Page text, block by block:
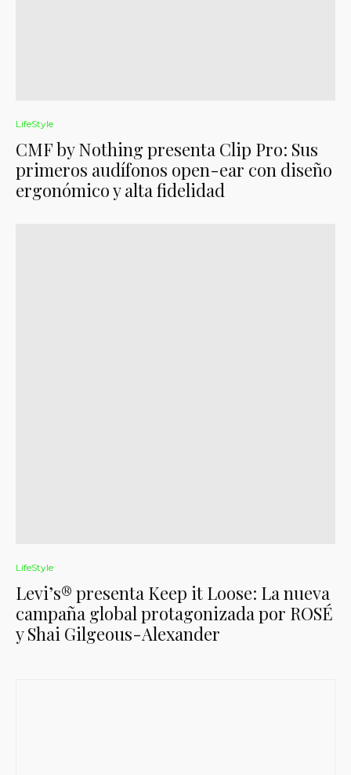
LifeStyle
CMF by Nothing presenta Clip Pro: Sus
primeros audífonos open-ear con diseño
ergonómico y alta fidelidad
LifeStyle
Levi’s® presenta Keep it Loose: La nueva
campaña global protagonizada por ROSÉ
y Shai Gilgeous-Alexander